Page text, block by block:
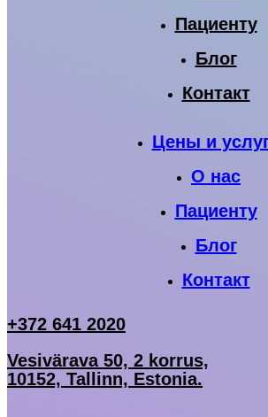
Пациенту
Блог
Контакт
Цены и
О нас
Пациенту
Блог
Контакт
+372 641 2020
Vesivärava 50, 2 korrus,
10152, Tallinn, Estonia.